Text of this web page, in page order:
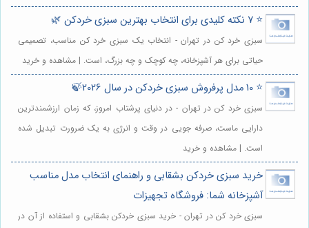
⭐️ 7 نکته کلیدی برای انتخاب بهترین سبزی خردکن 🌿
سبزی خرد کن در تهران - انتخاب یک سبزی خرد کن مناسب، تصمیمی
حیاتی برای هر آشپزخانه، چه کوچک و چه بزرگ، است. | مشاهده و خرید
⭐️ 10 مدل پرفروش سبزی خردکن در سال 2026🍃
سبزی خرد کن در تهران - در دنیای پرشتاب امروز، که زمان ارزشمندترین
دارایی ماست، صرفه جویی در وقت و انرژی به یک ضرورت تبدیل شده
است. | مشاهده و خرید
خرید سبزی خردکن بشقابی و راهنمای انتخاب مدل مناسب
آشپزخانه شما: فروشگاه تجهیزات
سبزی خرد کن در تهران - خرید سبزی خردکن بشقابی و استفاده از آن در